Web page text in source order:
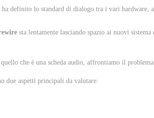
ha definito lo standard di dialogo tra i vari hardware,
sta lentamente lasciando spazio ai nuovi
che è una scheda audio, affrontiamo il
due aspetti principali da valutare: